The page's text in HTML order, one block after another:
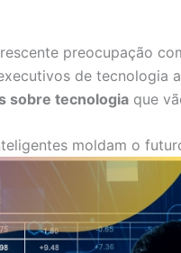
preocupação
de tecnologia
sobre tecnologia que
moldam o